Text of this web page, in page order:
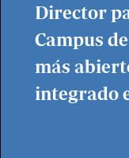
Director
Campus
más
integrado